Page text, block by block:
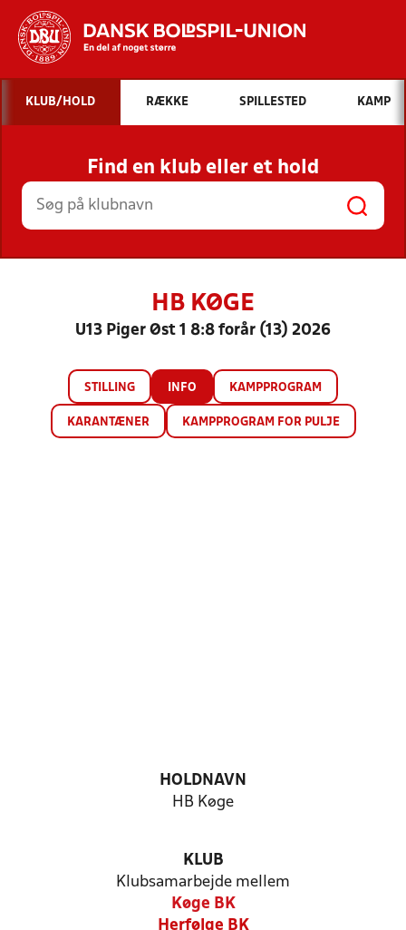
Hvad vil du søge efter?
INDHOLD OG NYHEDER
STILLINGER, RESULTATER, KLUBBER OG
HOLD
KLUB/HOLD RÆKKE SPILLESTED KAMP
Find en klub eller et hold
HB KØGE
U13 Piger Øst 1 8:8 forår (13) 2026
STILLING INFO KAMPPROGRAM
KARANTÆNER KAMPPROGRAM FOR PULJE
HOLDNAVN
HB Køge
KLUB
Klubsamarbejde mellem
Køge BK
Herfølge BK